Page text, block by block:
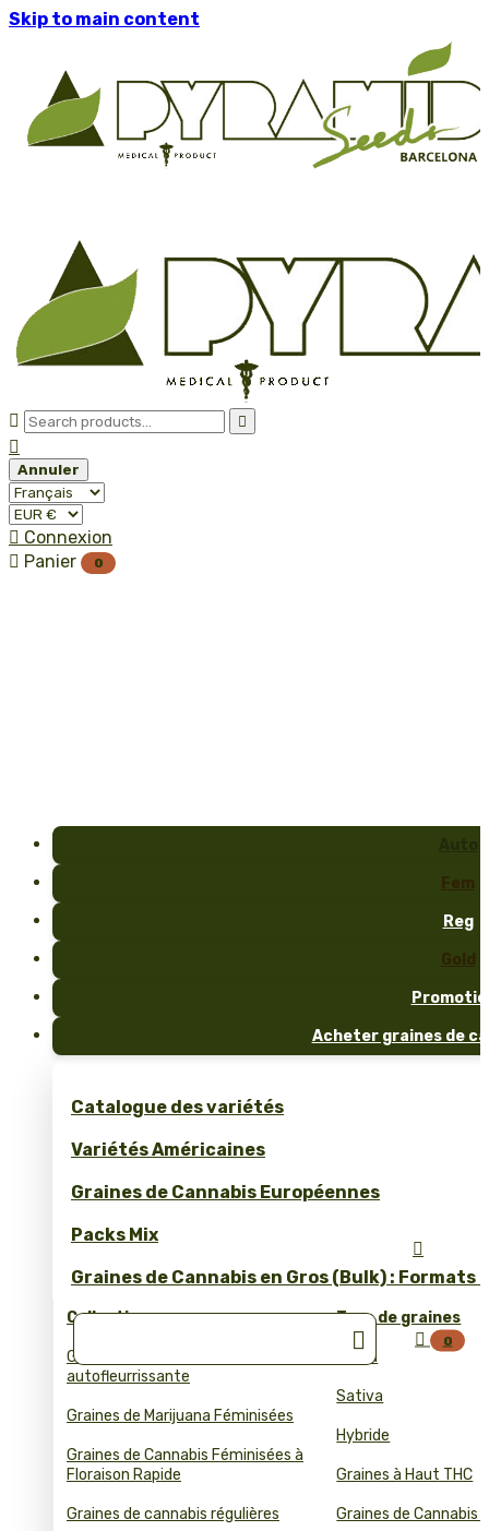
Skip to main content
 

Annuler
 Connexion
 Panier 0
Fem
Reg
Gold
Acheter graines de
Catalogue des variétés
Variétés Américaines
Graines de Cannabis Européennes
Packs Mix
Graines de Cannabis en Gros (Bulk) : Formats
Collections
Graines de cannabis
autofleurrissante
Graines de Marijuana Féminisées
Graines de Cannabis Féminisées à
Floraison Rapide
Graines de cannabis régulières
Type de graines
Indica
Sativa
Hybride
Graines à Haut THC
Graines de Cannabis


 0